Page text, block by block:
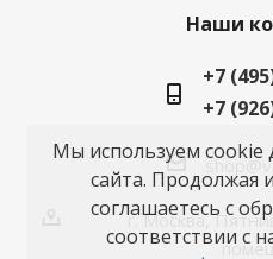
Наши
+7
+7
г. Москва,
Мы используем cookie
сайта. Продолжая
соглашаетесь с
соответствии с